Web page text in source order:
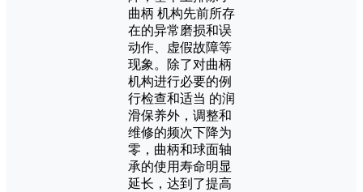
曲柄 机构先前所存
在的异常磨损和误
动作、虚假故障等
现象。除了对曲柄
机构进行必要的例
行检查和适当 的润
滑保养外，调整和
维修的频次下降为
零，曲柄和球面轴
承的使用寿命明显
延长，达到了提高